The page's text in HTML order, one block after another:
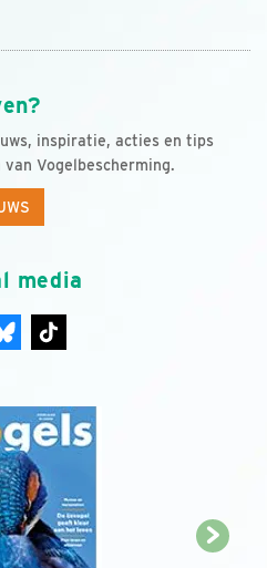
inspiratie, acties en tips
Vogelbescherming.
media